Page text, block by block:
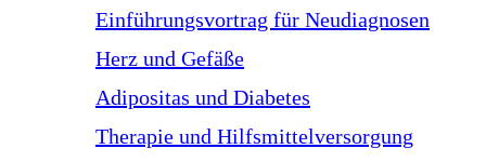
Einführungsvortrag für Neudiagnosen
Herz und Gefäße
Adipositas und Diabetes
Therapie und Hilfsmittelversorgung